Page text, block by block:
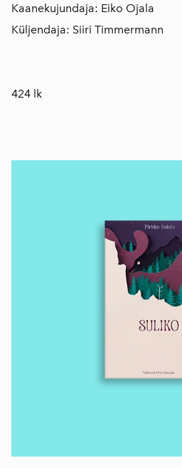
Kaanekujundaja: Eiko Ojala
Küljendaja: Siiri Timmermann
424 lk